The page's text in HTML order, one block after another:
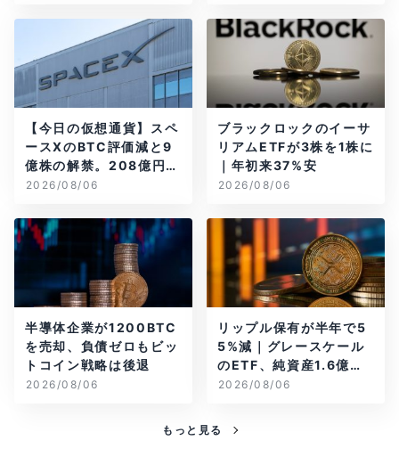
【今日の仮想通貨】スペ
ースXのBTC評価減と9
億株の解禁。208億円相
当のBTCが盗難
2026/08/06
ブラックロックのイーサ
リアムETFが3株を1株に
｜年初来37%安
2026/08/06
半導体企業が1200BTC
を売却、負債ゼロもビッ
トコイン戦略は後退
2026/08/06
リップル保有が半年で5
5%減｜グレースケール
のETF、純資産1.6億ド
ル減
2026/08/06
もっと見る